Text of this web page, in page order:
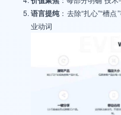
语言提纯：去除“扎心”“槽点
业动词